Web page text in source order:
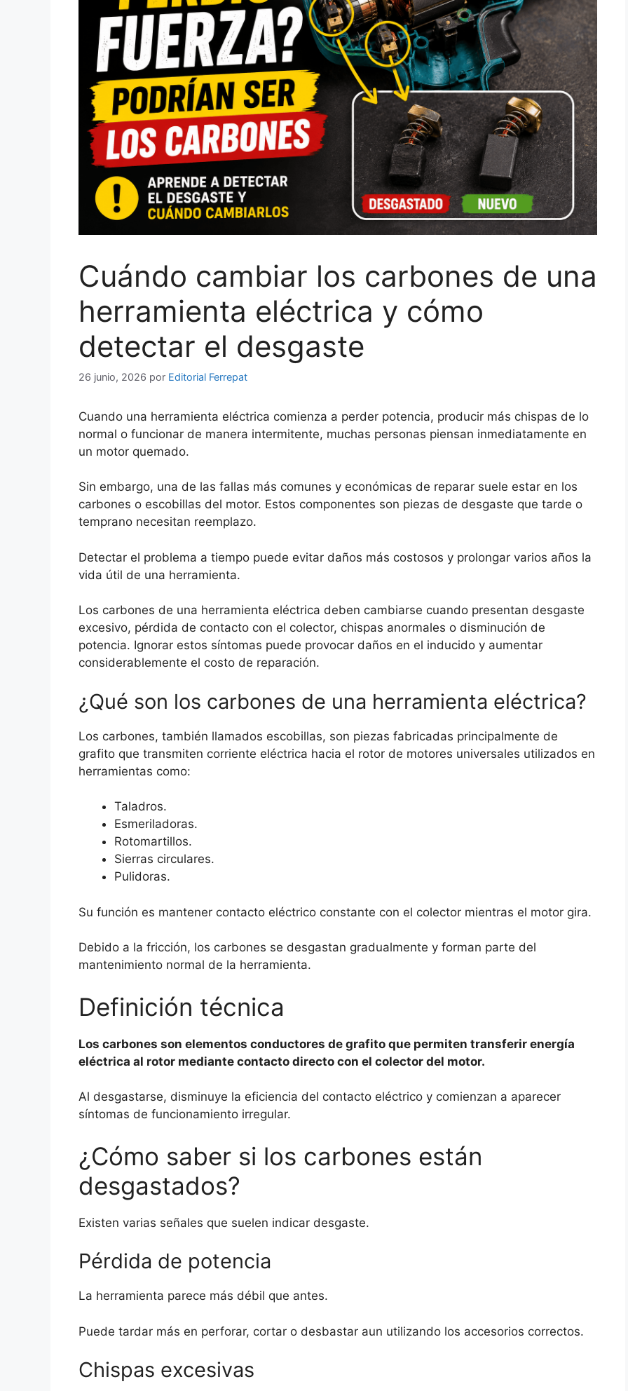
Cuándo cambiar los carbones de una
herramienta eléctrica y cómo
detectar el desgaste
26 junio, 2026 por Editorial Ferrepat
Cuando una herramienta eléctrica comienza a perder potencia, producir más chispas de lo
normal o funcionar de manera intermitente, muchas personas piensan inmediatamente en
un motor quemado.
Sin embargo, una de las fallas más comunes y económicas de reparar suele estar en los
carbones o escobillas del motor. Estos componentes son piezas de desgaste que tarde o
temprano necesitan reemplazo.
Detectar el problema a tiempo puede evitar daños más costosos y prolongar varios años la
vida útil de una herramienta.
Los carbones de una herramienta eléctrica deben cambiarse cuando presentan desgaste
excesivo, pérdida de contacto con el colector, chispas anormales o disminución de
potencia. Ignorar estos síntomas puede provocar daños en el inducido y aumentar
considerablemente el costo de reparación.
¿Qué son los carbones de una herramienta eléctrica?
Los carbones, también llamados escobillas, son piezas fabricadas principalmente de
grafito que transmiten corriente eléctrica hacia el rotor de motores universales utilizados en
herramientas como:
Taladros.
Esmeriladoras.
Rotomartillos.
Sierras circulares.
Pulidoras.
Su función es mantener contacto eléctrico constante con el colector mientras el motor gira.
Debido a la fricción, los carbones se desgastan gradualmente y forman parte del
mantenimiento normal de la herramienta.
Definición técnica
Los carbones son elementos conductores de grafito que permiten transferir energía
eléctrica al rotor mediante contacto directo con el colector del motor.
Al desgastarse, disminuye la eficiencia del contacto eléctrico y comienzan a aparecer
síntomas de funcionamiento irregular.
¿Cómo saber si los carbones están
desgastados?
Existen varias señales que suelen indicar desgaste.
Pérdida de potencia
La herramienta parece más débil que antes.
Puede tardar más en perforar, cortar o desbastar aun utilizando los accesorios correctos.
Chispas excesivas